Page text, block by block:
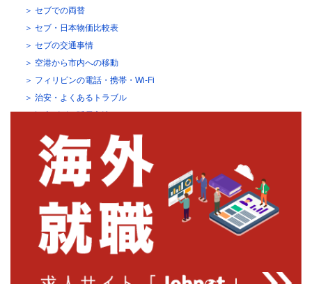
セブでの両替
セブ・日本物価比較表
セブの交通事情
空港から市内への移動
フィリピンの電話・携帯・Wi-Fi
治安・よくあるトラブル